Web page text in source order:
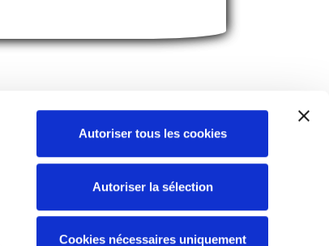
Autoriser tous les cookies
Autoriser la sélection
Cookies nécessaires uniquement